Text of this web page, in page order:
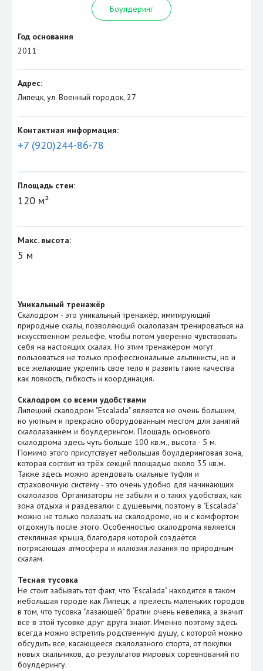
Боулдеринг
Год основания
2011
Адрес:
Липецк, ул. Военный городок, 27
Контактная информация:
+7 (920)244-86-78
Площадь стен:
120 м²
Макс. высота:
5 м
Уникальный тренажёр
Скалодром - это уникальный тренажёр, имитирующий
природные скалы, позволяющий скалолазам тренироваться на
искусственном рельефе, чтобы потом уверенно чувствовать
себя на настоящих скалах. Но этим тренажёром могут
пользоваться не только профессиональные альпинисты, но и
все желающие укрепить свое тело и развить такие качества
как ловкость, гибкость и координация.
Скалодром со всеми удобствами
Липецкий скалодром "Escalada" является не очень большим,
но уютным и прекрасно оборудованным местом для занятий
скалолазанием и боулдерингом. Площадь основного
скалодрома здесь чуть больше 100 кв.м., высота - 5 м.
Помимо этого присутствует небольшая боулдеринговая зона,
которая состоит из трёх секций площадью около 35 кв.м.
Также здесь можно арендовать скальные туфли и
страховочную систему - это очень удобно для начинающих
скалолазов. Организаторы не забыли и о таких удобствах, как
зона отдыха и раздевалки с душевыми, поэтому в "Escalada"
можно не только полазать на скалодроме, но и с комфортом
отдохнуть после этого. Особенностью скалодрома является
стеклянная крыша, благодаря которой создаётся
потрясающая атмосфера и иллюзия лазания по природным
скалам.
Тесная тусовка
Не стоит забывать тот факт, что "Escalada" находится в таком
небольшая городе как Липецк, а прелесть маленьких городов
в том, что тусовка "лазающей" братии очень невелика, а значит
все в этой тусовке друг друга знают. Именно поэтому здесь
всегда можно встретить родственную душу, с которой можно
обсудить все, касающееся скалолазного спорта, от покупки
новых скальников, до результатов мировых соревнований по
боулдерингу.